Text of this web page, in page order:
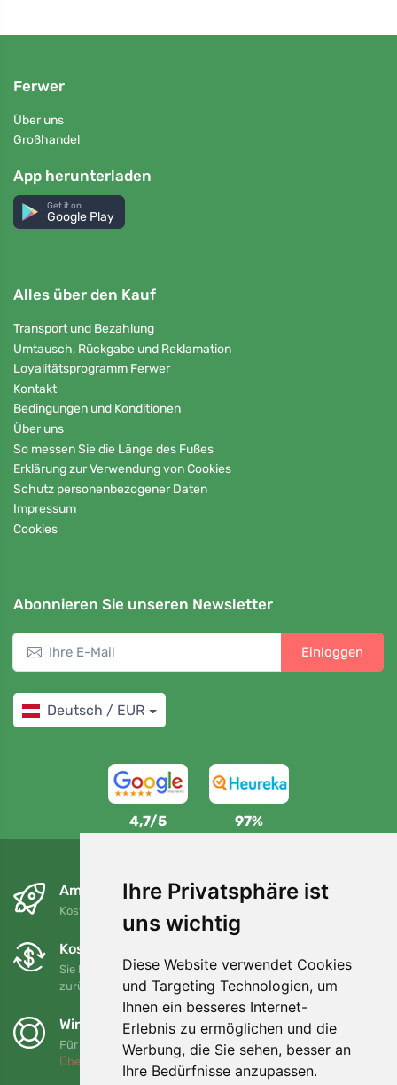
Ihre Privatsphäre ist
uns wichtig
Diese Website verwendet Cookies
und Targeting Technologien, um
Ihnen ein besseres Internet-
Erlebnis zu ermöglichen und die
Werbung, die Sie sehen, besser an
Ihre Bedürfnisse anzupassen.
Ferwer
Über uns
Großhandel
App herunterladen
Get it on
Google Play
Alles über den Kauf
Transport und Bezahlung
Umtausch, Rückgabe und Reklamation
Loyalitätsprogramm Ferwer
Kontakt
Bedingungen und Konditionen
Über uns
So messen Sie die Länge des Fußes
Erklärung zur Verwendung von Cookies
Schutz personenbezogener Daten
Impressum
Cookies
Abonnieren Sie unseren Newsletter
Einloggen
Deutsch / EUR
4,7/5 97%
Am nächsten Tag und kostenlos
Kostenloser Versand für Bestellungen über 80 EUR
Kostenloser Umtausch und Rückgabe
Sie können Ihre Bestellung jederzeit innerhalb von 90 Tagen
zurückgeben oder umtauschen.
Wir unterstützen Trees.org
Für jede Bestellung pflanzen wir einen Baum! Mehr lesen
Über uns